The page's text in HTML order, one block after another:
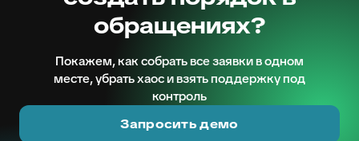
обращениях?
Покажем, как собрать все заявки в одном
месте, убрать хаос и взять поддержку под
контроль
Запросить демо